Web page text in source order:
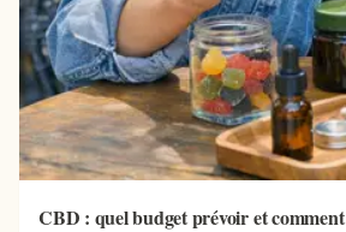
CBD : quel budget prévoir et